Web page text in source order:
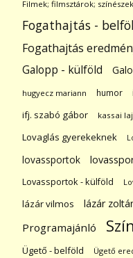
Filmek; filmsztárok; színészek
Fogathajtás -
Fogathajtás
Galopp - külföld
hugyecz mariann humor
ifj. szabó gábor kassai
Lovaglás gyerekeknek
lovassportok
Lovassportok - külföld
lázár vilmos lázár
Programajánló
Ügető - belföld Ügető